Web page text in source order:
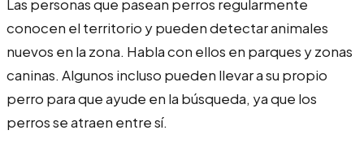
Las personas que pasean perros regularmente
conocen el territorio y pueden detectar animales
nuevos en la zona. Habla con ellos en parques y zonas
caninas. Algunos incluso pueden llevar a su propio
perro para que ayude en la búsqueda, ya que los
perros se atraen entre sí.